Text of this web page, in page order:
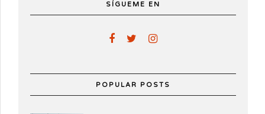
SÍGUEME EN
POPULAR POSTS